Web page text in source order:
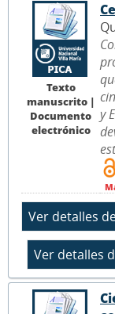
Texto
manuscrito |
Documento
electrónico
y